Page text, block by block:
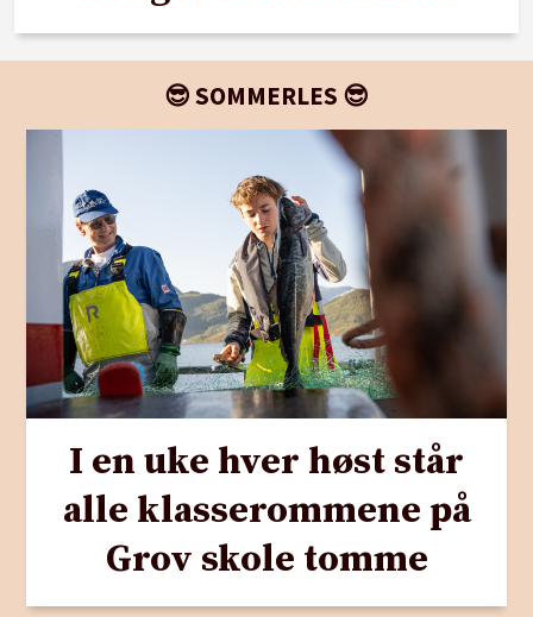
😎 SOMMERLES 😎
I en uke hver høst står
alle klasserommene på
Grov skole tomme